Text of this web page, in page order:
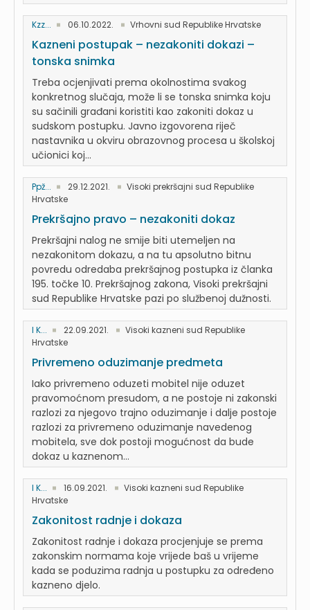
Kzz... 06.10.2022. Vrhovni sud Republike Hrvatske
Kazneni postupak – nezakoniti dokazi –
tonska snimka
Treba ocjenjivati prema okolnostima svakog
konkretnog slučaja, može li se tonska snimka koju
su sačinili građani koristiti kao zakoniti dokaz u
sudskom postupku. Javno izgovorena riječ
nastavnika u okviru obrazovnog procesa u školskoj
učionici koj...
Ppž... 29.12.2021.
Visoki prekršajni sud Republike
Hrvatske
Prekršajno pravo – nezakoniti dokaz
Prekršajni nalog ne smije biti utemeljen na
nezakonitom dokazu, a na tu apsolutno bitnu
povredu odredaba prekršajnog postupka iz članka
195. točke 10. Prekršajnog zakona, Visoki prekršajni
sud Republike Hrvatske pazi po službenoj dužnosti.
I K... 22.09.2021.
Visoki kazneni sud Republike
Hrvatske
Privremeno oduzimanje predmeta
Iako privremeno oduzeti mobitel nije oduzet
pravomoćnom presudom, a ne postoje ni zakonski
razlozi za njegovo trajno oduzimanje i dalje postoje
razlozi za privremeno oduzimanje navedenog
mobitela, sve dok postoji mogućnost da bude
dokaz u kaznenom...
I K... 16.09.2021.
Visoki kazneni sud Republike
Hrvatske
Zakonitost radnje i dokaza
Zakonitost radnje i dokaza procjenjuje se prema
zakonskim normama koje vrijede baš u vrijeme
kada se poduzima radnja u postupku za određeno
kazneno djelo.